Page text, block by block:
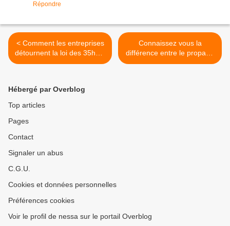
Répondre
< Comment les entreprises
détournent la loi des 35h00,
je sorts la tête de mes
Connaissez vous la
différence entre le propane
et le butane ? it's écolo!
Hébergé par Overblog
Top articles
Pages
Contact
Signaler un abus
C.G.U.
Cookies et données personnelles
Préférences cookies
Voir le profil de nessa sur le portail Overblog